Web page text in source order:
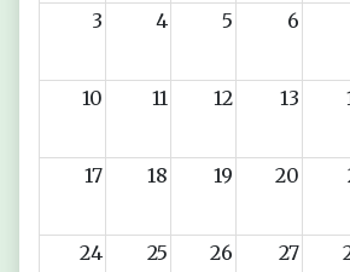
3 4 5 6
10 11 12 13
17 18 19 20
24 25 26 27